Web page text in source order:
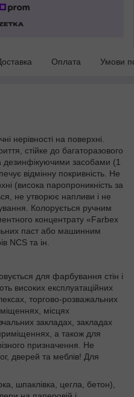
Оплата Умови
нерівності на поверхні.
стійке до багаторазового
дезинфікуючими засобами (1
відмінну покривність. Не
(висока паропроникність за
не утворює напливи і не
Колорується ручним
концентрату «Farbex
паст або машинним
NCS та ін.
для фарбування стін і
високих експлуатаційних
торгово-розважальних
місцях
закладах, закладах
а також для
призначення. Не
дверей та меблів! Для
шпаклівка, цегла, бетон),